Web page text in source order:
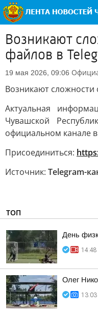
Возникают
файлов в
19 мая 2026, 09:06
Возникают сложности
Актуальная
Чувашской
официальном канале
Присоединиться:
Источник: Telegram-
ТОП
День
14:48
Олег
13:03